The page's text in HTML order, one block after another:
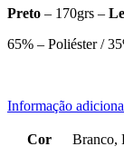
Preto – 170grs –
65% – Poliéster /
Informação
Cor Branco,